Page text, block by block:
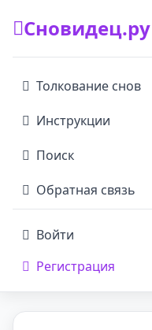
Сновидец.ру
Толкование снов
Инструкции
Поиск
Обратная связь
Войти
Регистрация